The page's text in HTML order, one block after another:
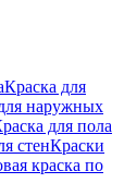
Краска для
наружных
для пола
стенКраски
краска по